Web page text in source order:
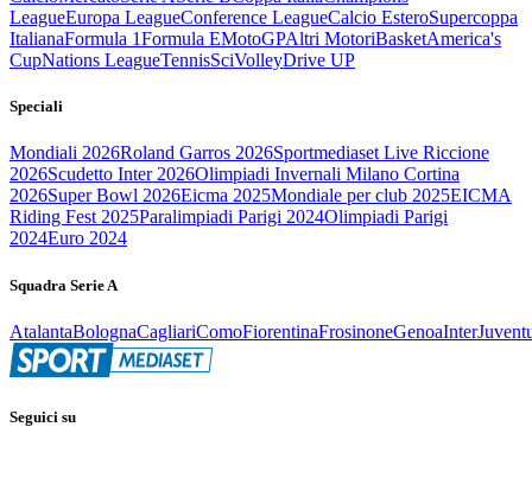
LeagueEuropa LeagueConference LeagueCalcio EsteroSupercoppa
ItalianaFormula 1Formula EMotoGPAltri MotoriBasketAmerica's
CupNations LeagueTennisSciVolleyDrive UP
Speciali
Mondiali 2026Roland Garros 2026Sportmediaset Live Riccione
2026Scudetto Inter 2026Olimpiadi Invernali Milano Cortina
2026Super Bowl 2026Eicma 2025Mondiale per club 2025EICMA
Riding Fest 2025Paralimpiadi Parigi 2024Olimpiadi Parigi
2024Euro 2024
Squadra Serie A
AtalantaBolognaCagliariComoFiorentinaFrosinoneGenoaInter
Seguici su